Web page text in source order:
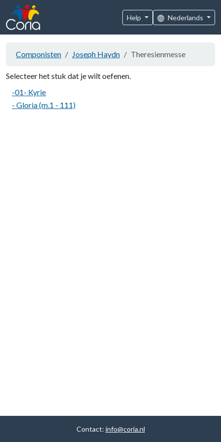
Help Nederlands
Componisten Joseph Haydn Theresienmesse
Selecteer het stuk dat je wilt oefenen.
-01- Kyrie
- Gloria (m.1 - 111)
Contact: info@coria.nl